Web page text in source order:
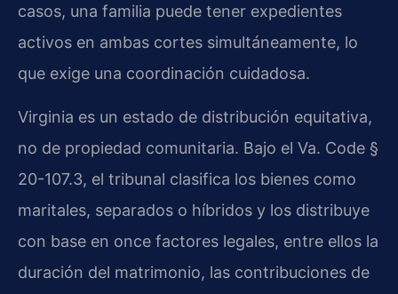
casos, una familia puede tener expedientes
activos en ambas cortes simultáneamente, lo
que exige una coordinación cuidadosa.
Virginia es un estado de distribución equitativa,
no de propiedad comunitaria. Bajo el Va. Code §
20-107.3, el tribunal clasifica los bienes como
maritales, separados o híbridos y los distribuye
con base en once factores legales, entre ellos la
duración del matrimonio, las contribuciones de